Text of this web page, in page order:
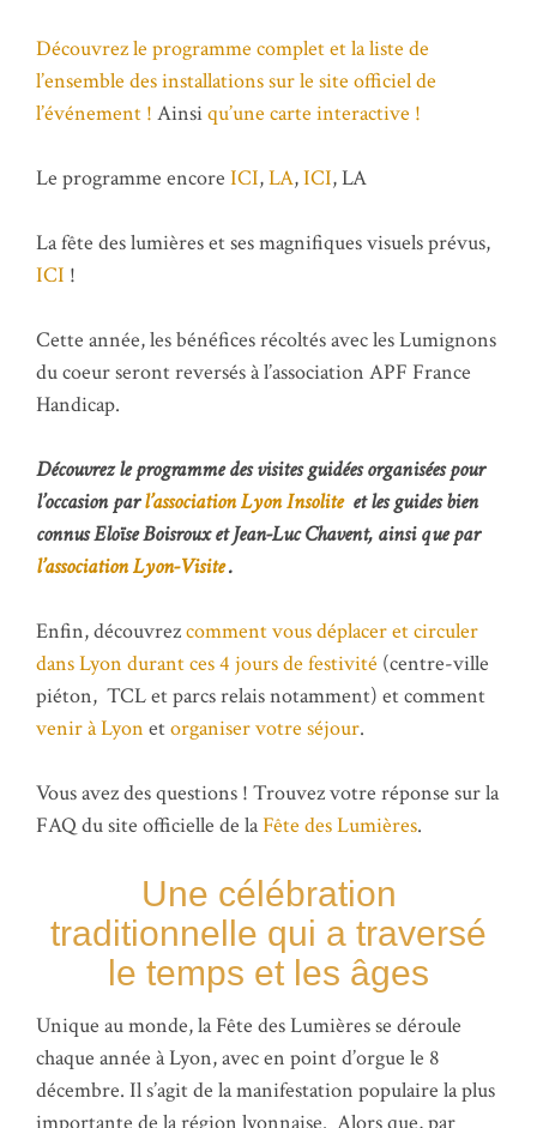
Découvrez le programme complet et la liste de
l’ensemble des installations sur le site officiel de
l’événement ! Ainsiqu’une carte interactive !
Le programme encore ICI,LA,ICI, LA
La fête des lumières et ses magnifiques visuels prévus,
ICI !
Cette année, les bénéfices récoltés avec les Lumignons
du coeur seront reversés à l’association APF France
Handicap.
Découvrez le programme des visites guidées organisées pour
l’occasion parl’association Lyon Insolite et les guides bien
connus Eloïse Boisroux et Jean-Luc Chavent, ainsi quepar
l’association Lyon-Visite.
Enfin, découvrezcomment vous déplacer et circuler
dans Lyon durant ces 4 jours de festivité (centre-ville
piéton, TCL et parcs relais notamment) et comment
venir à Lyon etorganiser votre séjour.
Vous avez des questions ! Trouvez votre réponse sur la
FAQ du site officielle de laFête des Lumières.
Une célébration
traditionnelle qui a traversé
le temps et les âges
Unique au monde, la Fête des Lumières se déroule
chaque année à Lyon, avec en point d’orgue le 8
décembre. Il s’agit de la manifestation populaire la plus
importante de la région lyonnaise. Alors que, par